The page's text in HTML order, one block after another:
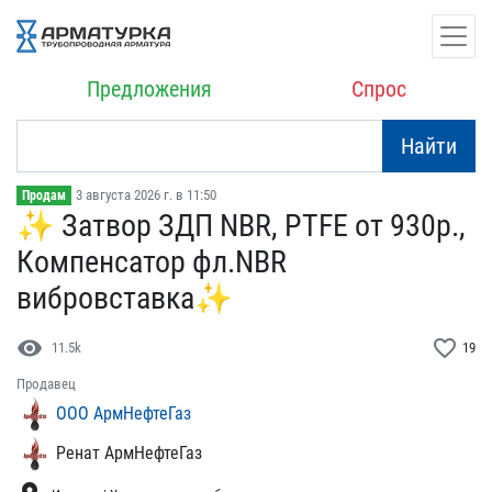
Предложения Спрос
Найти
Продам 3 августа 2026 г. в 11:50
✨ Затвор ЗДП NBR, PTFE о​т 930р.,
Компенсатор фл.​NBR
вибровставка✨
visibility 11.5k favorite_border 19
Продавец
ООО АрмНефтеГаз
Ренат АрмНефтеГаз